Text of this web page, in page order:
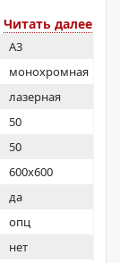
Читать далее
A3
монохромная
лазерная
50
50
600x600
да
опц
нет